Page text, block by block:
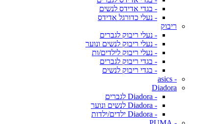
- בגדי אדידס לנשים
- נעלי כדורגל אדידס
ריבוק
- נעלי ריבוק לגברים
- נעלי ריבוק לנשים ונוער
- נעלי ריבוק לילדים/ות
- בגדי ריבוק לגברים
- בגדי ריבוק לנשים
- asics
Diadora
- Diadora לגברים
- Diadora לנשים ונוער
- Diadora ילדים/ילדות